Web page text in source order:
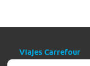
Viajes Carrefour